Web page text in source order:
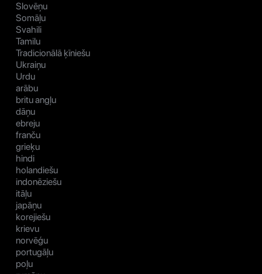
Slovēņu
Somāļu
Svahili
Tamilu
Tradicionālā ķīniešu
Ukraiņu
Urdu
arābu
britu angļu
dāņu
ebreju
franču
grieķu
hindi
holandiešu
indonēziešu
itāļu
japāņu
korejiešu
krievu
norvēģu
portugāļu
poļu